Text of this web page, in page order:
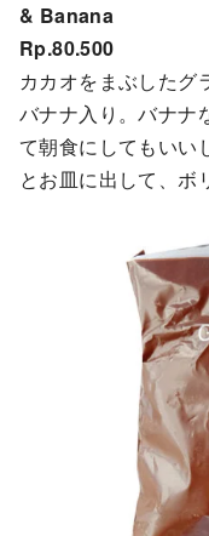
& Banana
Rp.80.500
カカオをまぶしたグ
バナナ入り。バナナ
て朝食にしてもいい
とお皿に出して、ボ